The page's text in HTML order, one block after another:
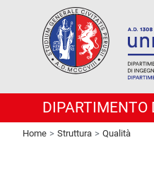
DIPARTIMENTO
Home Struttura Qualità